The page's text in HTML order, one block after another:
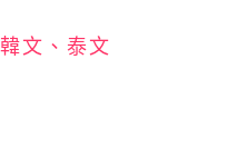
文、泰文